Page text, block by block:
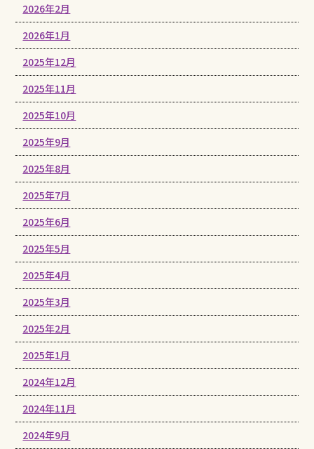
2026年2月
2026年1月
2025年12月
2025年11月
2025年10月
2025年9月
2025年8月
2025年7月
2025年6月
2025年5月
2025年4月
2025年3月
2025年2月
2025年1月
2024年12月
2024年11月
2024年9月